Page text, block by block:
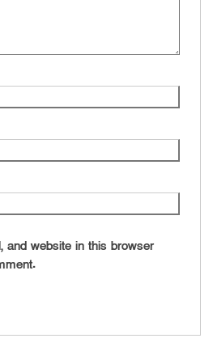
and website in this browser